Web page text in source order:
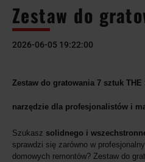
Zestaw do
2026-06-05 19:22:00
Zestaw do gratowania 7 sztuk THE
narzędzie dla profesjonalistów i
Szukasz solidnego i
sprawdzi się zarówno w
domowych remontów? Zestaw do